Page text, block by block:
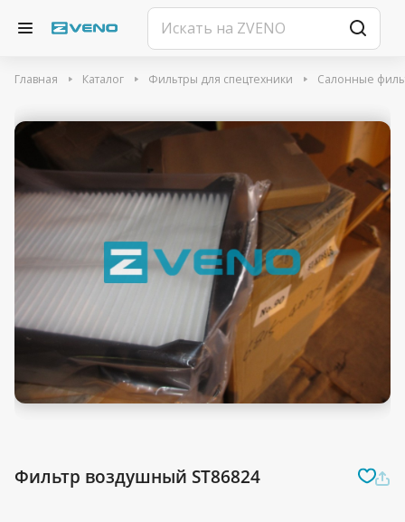
Главная Каталог Фильтры для спецтехники Салонные
Фильтр воздушный ST86824